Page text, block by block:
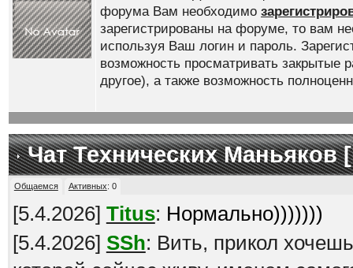
форума Вам необходимо
зарегистрированы на форуме, то вам
используя Ваш логин и пароль.
возможность просматривать закрытые
другое), а также возможность
Чат Технических Маньяков [
Общаемся Активных: 0
[5.4.2026] Titus: Нормально)))))))
[5.4.2026] SSh: Вить, прикол